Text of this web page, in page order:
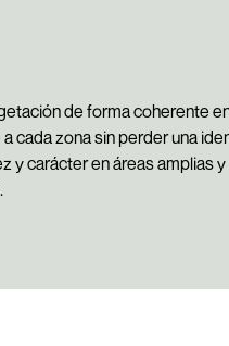
de forma coherente
cada zona sin perder una
y carácter en áreas amplias